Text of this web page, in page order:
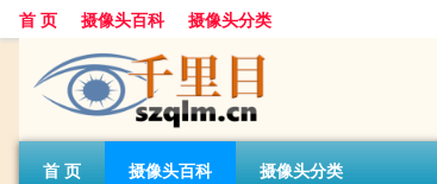
首 页 摄像头百科 摄像头分类
首 页 摄像头百科 摄像头分类